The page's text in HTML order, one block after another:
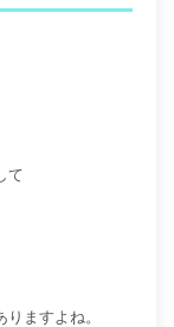
て
ますよね。